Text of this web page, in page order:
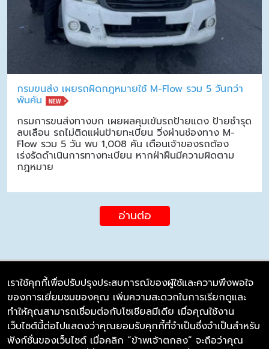
กรมขนส่ง เผยรถผิดกฎหมายใช้ M-Flow รวม 5 วันกว่า
พันคัน
กรมการขนส่งทางบก เผยผลคุมเข้มรถป้ายแดง ป้ายชำรุด
ลบเลือน รถไม่ติดแผ่นป้ายทะเบียน วิ่งผ่านช่องทาง M-
Flow รวม 5 วัน พบ 1,008 คัน เตือนเจ้าของรถต้อง
เร่งรัดดำเนินการทางทะเบียน หากฝ่าฝืนมีความผิดตาม
กฎหมาย
อ่านต่อ
บริษัท ซิมลิงค์ จำกัด
98/226 Bangrakyai-Baanmai Road,
Bangyai, Nonthaburi 11140
เราใช้คุกกี้เพื่อปรับปรุงประสบการณ์ของผู้ใช้และความพึงพอใจ
ของการเยี่ยมชมของคุณ เพิ่มความสะดวกในการเรียกดูและ
ทำให้คุณสามารถเชื่อมต่อกับโซเชียลมีเดีย เมื่อคุณใช้งาน
เว็บไซต์นี้ต่อไปแสดงว่าคุณยอมรับคุกกี้ที่จำเป็นซึ่งจำเป็นสำหรับ
ฟังก์ชั่นของเว็บไซต์ เมื่อคลิก “ข้าพเจ้าตกลง” จะถือว่าคุณ